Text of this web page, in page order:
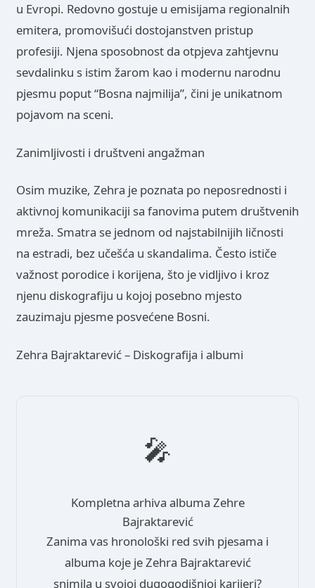
u Evropi. Redovno gostuje u emisijama regionalnih
emitera, promovišući dostojanstven pristup
profesiji. Njena sposobnost da otpjeva zahtjevnu
sevdalinku s istim žarom kao i modernu narodnu
pjesmu poput “Bosna najmilija”, čini je unikatnom
pojavom na sceni.
Zanimljivosti i društveni angažman
Osim muzike, Zehra je poznata po neposrednosti i
aktivnoj komunikaciji sa fanovima putem društvenih
mreža. Smatra se jednom od najstabilnijih ličnosti
na estradi, bez učešća u skandalima. Često ističe
važnost porodice i korijena, što je vidljivo i kroz
njenu diskografiju u kojoj posebno mjesto
zauzimaju pjesme posvećene Bosni.
Zehra Bajraktarević – Diskografija i albumi
🎤
Kompletna arhiva albuma Zehre
Bajraktarević
Zanima vas hronološki red svih pjesama i
albuma koje je Zehra Bajraktarević
snimila u svojoj dugogodišnjoj karijeri?